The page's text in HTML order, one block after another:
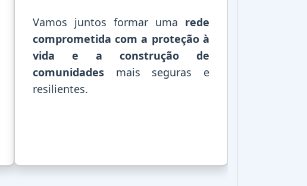
Vamos juntos formar uma rede
comprometida com a proteção à
vida e a construção de
comunidadesmais seguras e
resilientes.